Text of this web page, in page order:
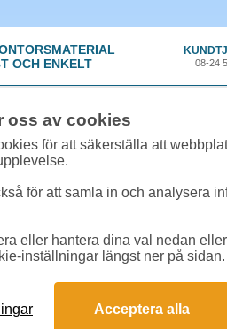
OCH ENKELT
08-24
»Skrivbord»Skrivbord höger
höger.
oss av cookies
för att säkerställa att
för att samla in och analysera
eller hantera dina val nedan
inställningar längst ner på sidan.
Acceptera alla